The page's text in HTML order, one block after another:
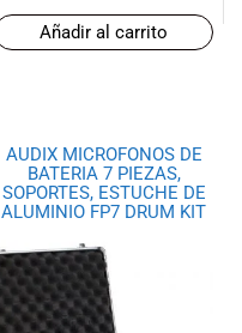
Añadir al carrito
AUDIX MICROFONOS DE
BATERIA 7 PIEZAS,
SOPORTES, ESTUCHE DE
ALUMINIO FP7 DRUM KIT